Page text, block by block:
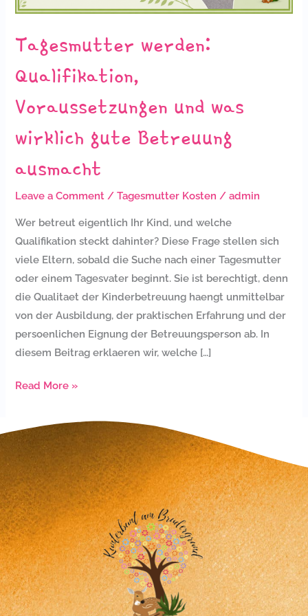
Tagesmutter werden:
Qualifikation,
Voraussetzungen und was
wirklich gute Betreuung
ausmacht
Leave a Comment /Tagesmutter Kosten /admin
Wer betreut eigentlich Ihr Kind, und welche
Qualifikation steckt dahinter? Diese Frage stellen sich
viele Eltern, sobald die Suche nach einer Tagesmutter
oder einem Tagesvater beginnt. Sie ist berechtigt, denn
die Qualitaet der Kinderbetreuung haengt unmittelbar
von der Ausbildung, der praktischen Erfahrung und der
persoenlichen Eignung der Betreuungsperson ab. In
diesem Beitrag erklaeren wir, welche […]
ausmacht
Read More »